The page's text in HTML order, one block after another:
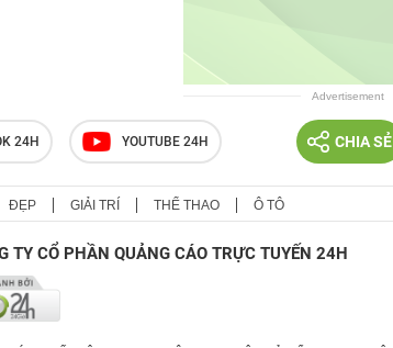
Advertisement
24H YOUTUBE 24H CHIA SẺ
ĐẸP GIẢI TRÍ THỂ THAO Ô TÔ
TY CỔ PHẦN QUẢNG CÁO TRỰC TUYẾN 24H